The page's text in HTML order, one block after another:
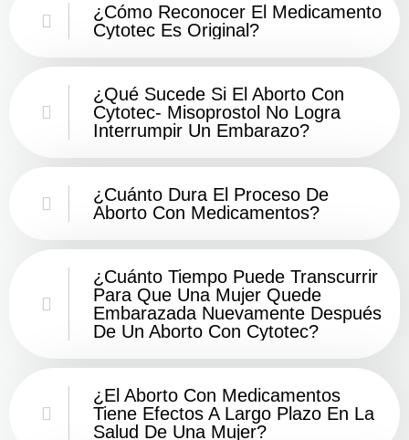
¿Cómo Reconocer El Medicamento
Cytotec Es Original?
¿Qué Sucede Si El Aborto Con
Cytotec- Misoprostol No Logra
Interrumpir Un Embarazo?
¿Cuánto Dura El Proceso De
Aborto Con Medicamentos?
¿Cuánto Tiempo Puede Transcurrir
Para Que Una Mujer Quede
Embarazada Nuevamente Después
De Un Aborto Con Cytotec?
¿El Aborto Con Medicamentos
Tiene Efectos A Largo Plazo En La
Salud De Una Mujer?